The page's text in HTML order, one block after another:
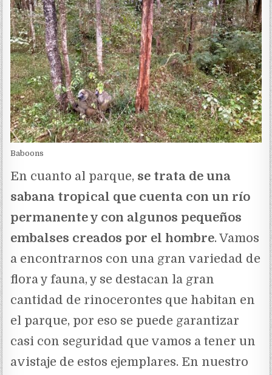
Baboons
En cuanto al parque, se trata de una
sabana tropical que cuenta con un río
permanente y con algunos pequeños
embalses creados por el hombre. Vamos
a encontrarnos con una gran variedad de
flora y fauna, y se destacan la gran
cantidad de rinocerontes que habitan en
el parque, por eso se puede garantizar
casi con seguridad que vamos a tener un
avistaje de estos ejemplares. En nuestro